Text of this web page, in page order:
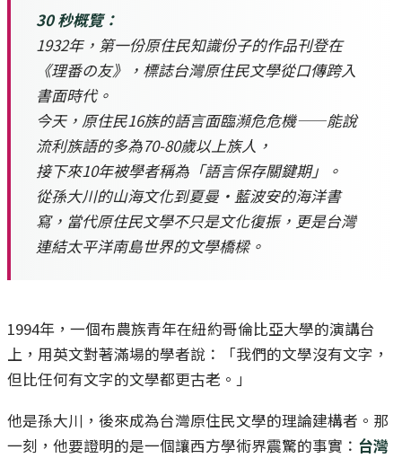
30 秒概覽：
1932年，第一份原住民知識份子的作品刊登在
《理番の友》，標誌台灣原住民文學從口傳跨入
書面時代。
今天，原住民16族的語言面臨瀕危危機——能說
流利族語的多為70-80歲以上族人，
接下來10年被學者稱為「語言保存關鍵期」。
從孫大川的山海文化到夏曼·藍波安的海洋書
寫，當代原住民文學不只是文化復振，更是台灣
連結太平洋南島世界的文學橋樑。
1994年，一個布農族青年在紐約哥倫比亞大學的演講台
上，用英文對著滿場的學者說：「我們的文學沒有文字，
但比任何有文字的文學都更古老。」
他是孫大川，後來成為台灣原住民文學的理論建構者。那
一刻，他要證明的是一個讓西方學術界震驚的事實： 台灣